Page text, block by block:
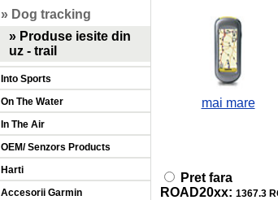
» Dog tracking
» Produse iesite din
uz - trail
Into Sports
On The Water
In The Air
OEM/ Senzors Products
Harti
Accesorii Garmin
mai mare
Pret fara
ROAD20xx: 1367.3